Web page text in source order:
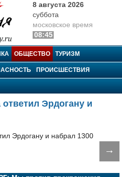
8 августа 2026
суббота
московское время
08:45
ОБЩЕСТВО ТУРИЗМ
ПРОИСШЕСТВИЯ
Эрдогану и
→